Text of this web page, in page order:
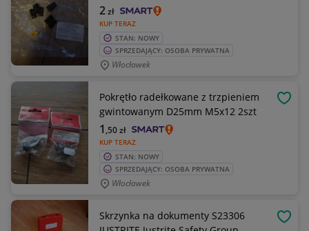
KUP TERAZ
2zł
STAN: NOWY
SPRZEDAJĄCY: OSOBA PRYWATNA
Włocławek
Pokrętło radełkowane z trzpieniem
gwintowanym D25mm M5x12 2szt
KUP TERAZ
1 ,50zł
STAN: NOWY
SPRZEDAJĄCY: OSOBA PRYWATNA
Włocławek
Skrzynka na dokumenty S23306